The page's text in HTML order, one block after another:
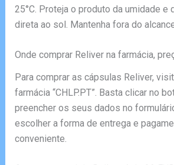
25°C. Proteja o produto da umidade e
direta ao sol. Mantenha fora do
Onde comprar Reliver na farmácia,
Para comprar as cápsulas Reliver,
farmácia “CHLP.PT”. Basta clicar no
preencher os seus dados no
escolher a forma de entrega e
conveniente.